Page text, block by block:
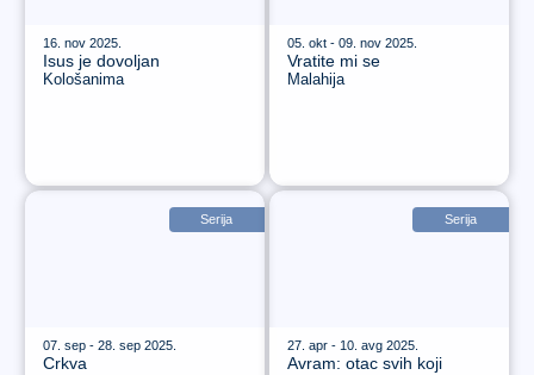
16. nov 2025.
Isus je dovoljan
Kološanima
05. okt - 09. nov 2025.
Vratite mi se
Malahija
Serija
07. sep - 28. sep 2025.
Crkva
Serija
27. apr - 10. avg 2025.
Avram: otac svih koji